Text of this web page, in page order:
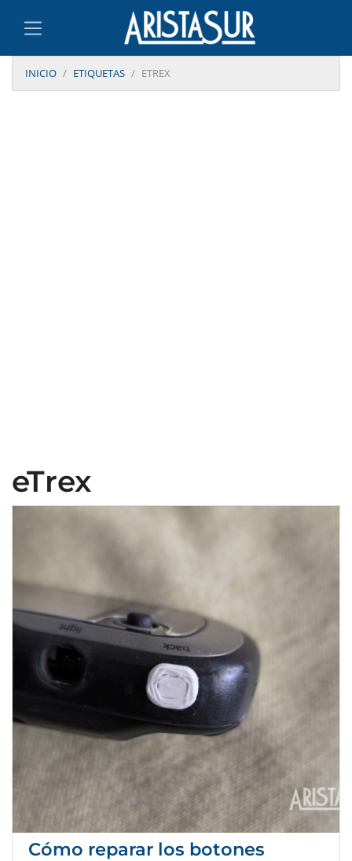
INICIO ETIQUETAS ETREX
eTrex
Cómo reparar los botones